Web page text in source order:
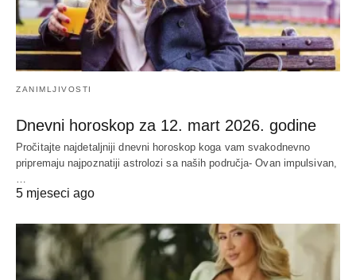
ZANIMLJIVOSTI
Dnevni horoskop za 12. mart 2026. godine
Pročitajte najdetaljniji dnevni horoskop koga vam svakodnevno
pripremaju najpoznatiji astrolozi sa naših područja- Ovan impulsivan,
…
5 mjeseci ago